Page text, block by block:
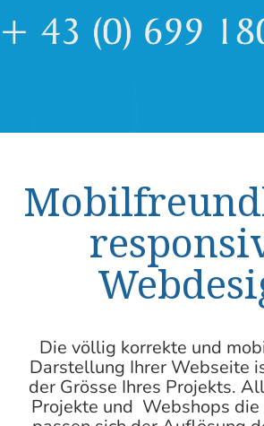
Die völlig korrekte und
Darstellung Ihrer Webseite
der Grösse Ihres Projekts.
Projekte und Webshops